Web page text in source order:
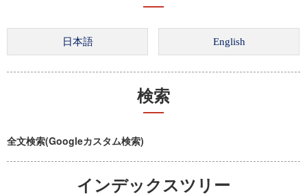
検索
全文検索(Googleカスタム検索)
インデックスツリー